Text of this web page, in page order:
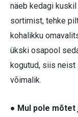
näeb kedagi
sortimist, tehke
kohalikku
ükski osapool
kogutud, siis neist
võimalik.
● Mul pole